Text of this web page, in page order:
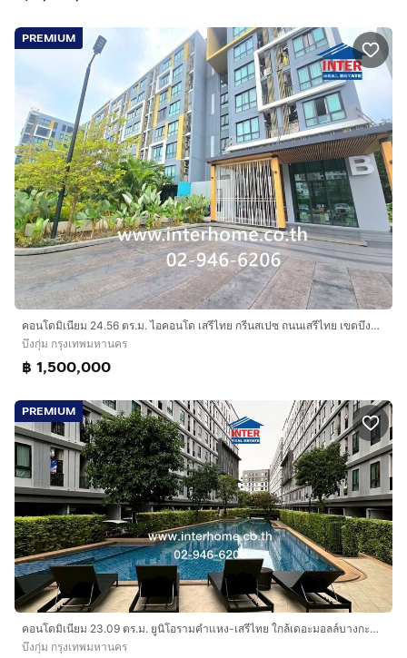
PREMIUM
คอนโดมิเนียม 24.56 ตร.ม. ไอคอนโด เสรีไทย กรีนสเปซ ถนนเสรีไทย เขตบึงกุ่ม กรุงเทพมหานคร
บึงกุ่ม กรุงเทพมหานคร
฿ 1,500,000
PREMIUM
คอนโดมิเนียม 23.09 ตร.ม. ยูนิโอรามคำแหง-เสรีไทย ใกล้เดอะมอลล์บางกะปิ ซอยเสรีไทย10-3 ถนนเสรีไทย ถนนลาดพร้าว เขตบึงกุ่ม กรุงเทพมหานคร
บึงกุ่ม กรุงเทพมหานคร